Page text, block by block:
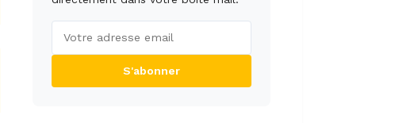
S'abonner